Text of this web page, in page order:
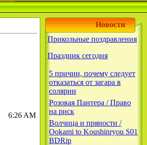
6:26 AM
Новости
Прикольные поздравления
Праздник сегодня
5 причин, почему следует
отказаться от загара в
солярии
Розовая Пантера / Право
на риск
Волчица и пряности /
Ookami to Koushinryou S01
BDRip